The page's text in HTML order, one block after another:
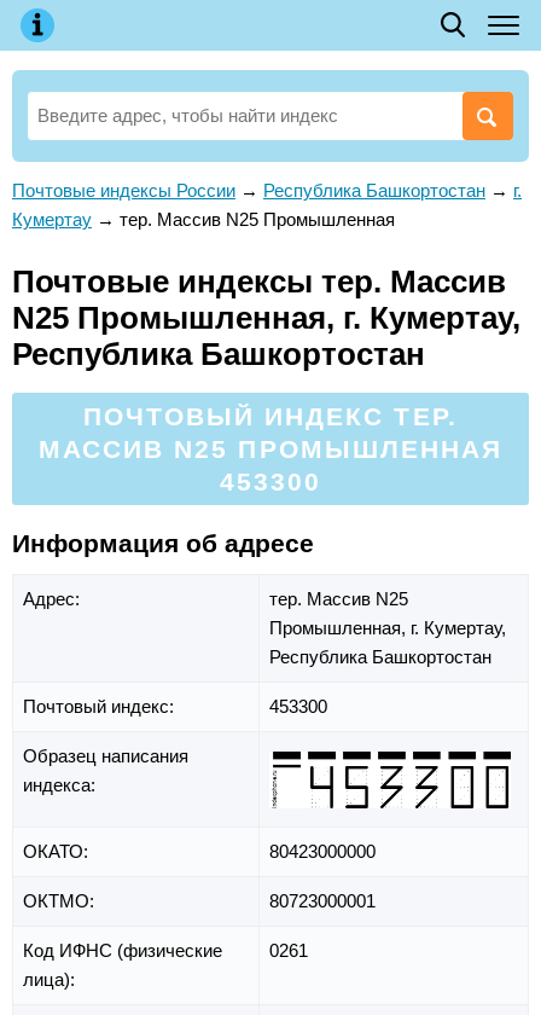
Почтовые индексы России → Республика Башкортостан → г.
Кумертау → тер. Массив N25 Промышленная
Почтовые индексы тер. Массив
N25 Промышленная, г. Кумертау,
Республика Башкортостан
ПОЧТОВЫЙ ИНДЕКС ТЕР.
МАССИВ N25 ПРОМЫШЛЕННАЯ
453300
Информация об адресе
Адрес:
тер. Массив N25
Промышленная, г. Кумертау,
Республика Башкортостан
Почтовый индекс: 453300
Образец написания
индекса:
ОКАТО: 80423000000
ОКТМО: 80723000001
Код ИФНС (физические
лица):
0261